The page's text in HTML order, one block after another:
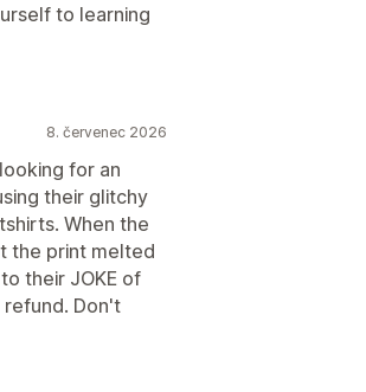
to learning
8. červenec 2026
for an
their glitchy
When the
the print melted
their JOKE of
Don't